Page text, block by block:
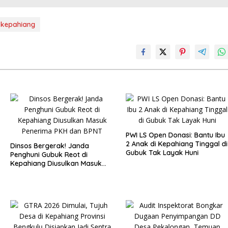
kepahiang
Dinsos Bergerak! Janda
Penghuni Gubuk Reot di
Kepahiang Diusulkan Masuk
PWI LS Open Donasi: Bantu Ibu
2 Anak di Kepahiang Tinggal di
Gubuk Tak Layak Huni